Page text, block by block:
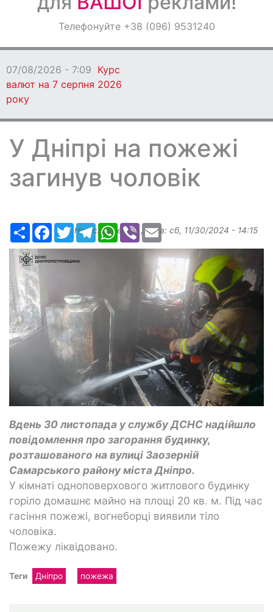
ОголошенняТелефонуйте +38 (096) 9531240
07/08/2026 - 7:09 Курс
валют на 7 серпня 2026
року
У Дніпрі на пожежі
загинув чоловік
РесурсFacebook
TwitterTelegramWhatsApp
ViberEmail
Надіслав:elena , дата: сб, 11/30/2024 - 14:15
Вдень 30 листопада у службу ДСНС надійшло
повідомлення про загорання будинку,
розташованого на вулиці Заозерній
Самарського району міста Дніпро.
У кімнаті одноповерхового житлового будинку
горіло домашнє майно на площі 20 кв. м. Під час
гасіння пожежі, вогнеборці виявили тіло
чоловіка.
Пожежу ліквідовано.
Теги Дніпро пожежа